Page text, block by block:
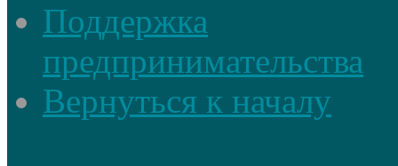
Поддержка
предпринимательства
Вернуться к началу